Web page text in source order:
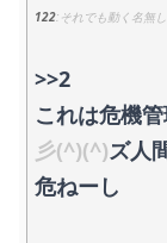
122 それでも動く名無し
>>2
これは危機
彡(^)(^)ズ人
危ねーし